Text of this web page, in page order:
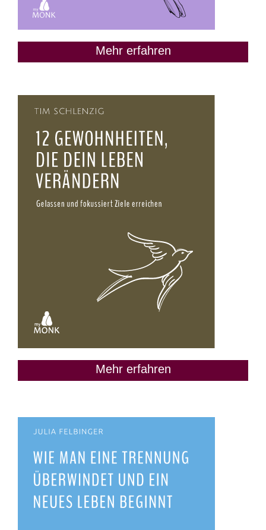
Mehr erfahren
Mehr erfahren